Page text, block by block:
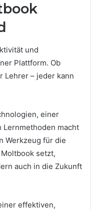
und
Plattform. Ob
Lehrer – jeder kann
einer
Lernmethoden macht
Werkzeug für die
setzt,
auch in die Zukunft
effektiven,